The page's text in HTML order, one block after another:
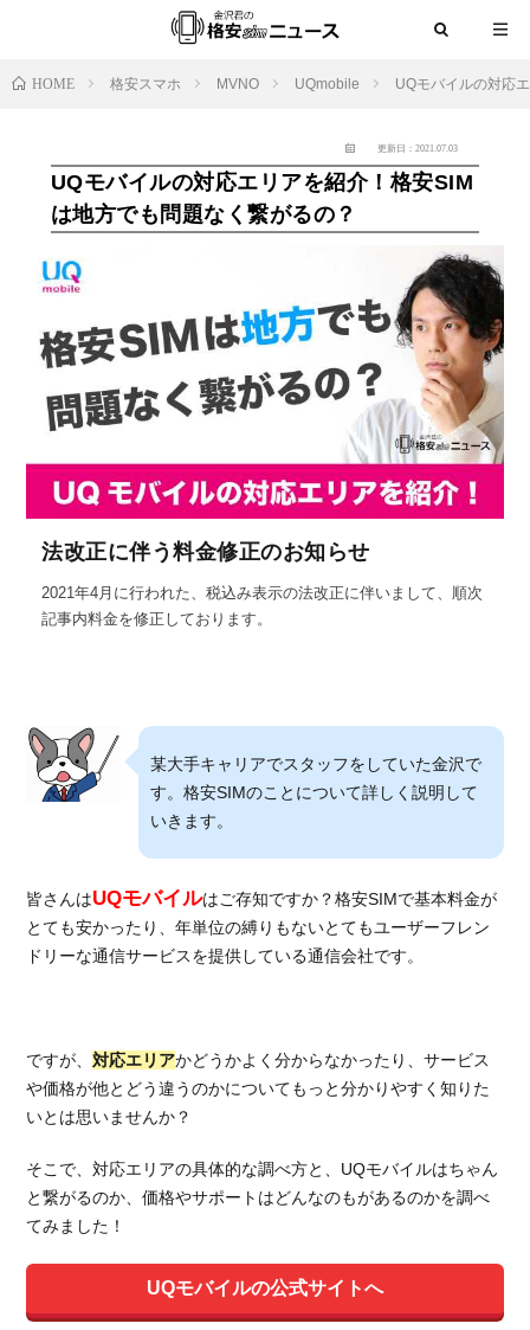
HOME 格安スマホ MVNO UQmobile UQモバイルの対応
更新日：2021.07.03
UQモバイルの対応エリアを紹介！格安SIM
は地方でも問題なく繋がるの？
法改正に伴う料金修正のお知らせ
2021年4月に行われた、税込み表示の法改正に伴いまして、順次
記事内料金を修正しております。
某大手キャリアでスタッフをしていた金沢で
す。格安SIMのことについて詳しく説明して
いきます。
皆さんはUQモバイルはご存知ですか？格安SIMで基本料金が
とても安かったり、年単位の縛りもないとてもユーザーフレン
ドリーな通信サービスを提供している通信会社です。
ですが、対応エリアかどうかよく分からなかったり、サービス
や価格が他とどう違うのかについてもっと分かりやすく知りた
いとは思いませんか？
そこで、対応エリアの具体的な調べ方と、UQモバイルはちゃん
と繋がるのか、価格やサポートはどんなのもがあるのかを調べ
てみました！
UQモバイルの公式サイトへ